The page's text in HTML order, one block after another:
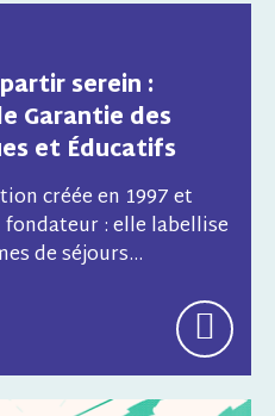
serein :
Garantie des
et Éducatifs
créée en 1997 et
: elle labellise
de séjours...